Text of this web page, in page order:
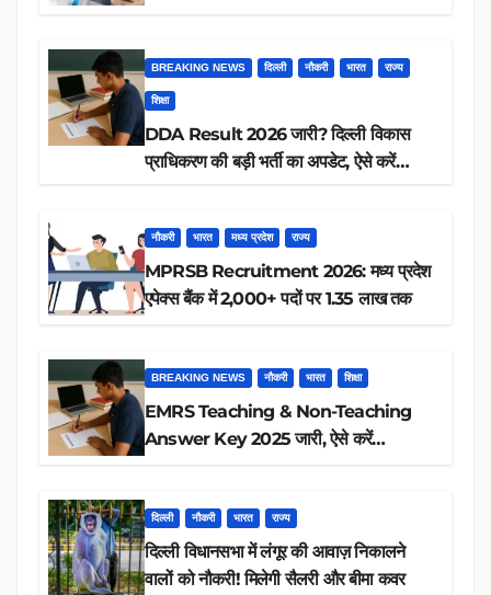
BREAKING NEWS दिल्ली नौकरी भारत राज्य
शिक्षा
DDA Result 2026 जारी? दिल्ली विकास
प्राधिकरण की बड़ी भर्ती का अपडेट, ऐसे करें
नौकरी भारत मध्य प्रदेश राज्य
MPRSB Recruitment 2026: मध्य प्रदेश
एपेक्स बैंक में 2,000+ पदों पर 1.35 लाख तक
BREAKING NEWS नौकरी भारत शिक्षा
EMRS Teaching & Non-Teaching
Answer Key 2025 जारी, ऐसे करें
दिल्ली नौकरी भारत राज्य
दिल्ली विधानसभा में लंगूर की आवाज़ निकालने
वालों को नौकरी! मिलेगी सैलरी और बीमा कवर